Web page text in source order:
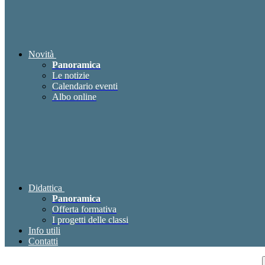
Novità
Panoramica
Le notizie
Calendario eventi
Albo online
Didattica
Panoramica
Offerta formativa
I progetti delle classi
Info utili
Contatti